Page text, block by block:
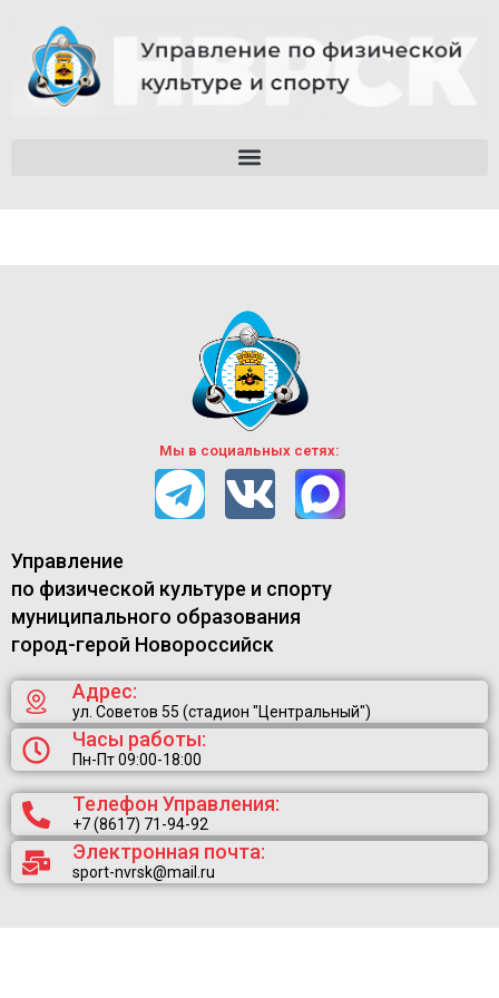
Мы в социальных сетях:
Управление
по физической культуре и спорту
муниципального образования
город-герой Новороссийск
Адрес:
ул. Советов 55 (стадион "Центральный")
Часы работы:
Пн-Пт 09:00-18:00
Телефон Управления:
+7 (8617) 71-94-92
Электронная почта:
sport-nvrsk@mail.ru